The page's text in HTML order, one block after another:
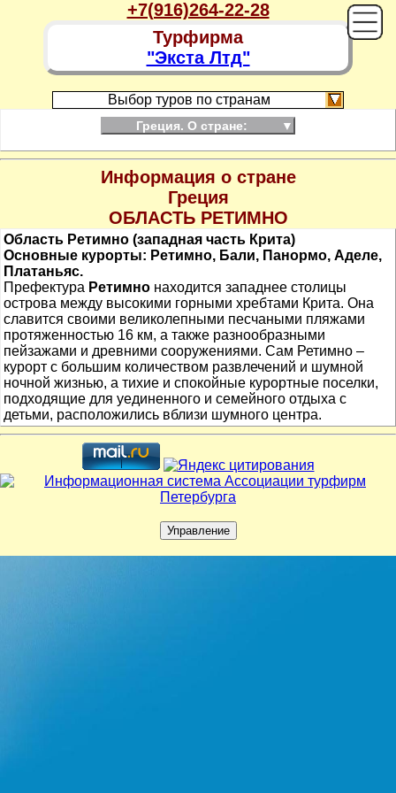
+7(916)264-22-28
Турфирма
"Экста Лтд"
Выбор туров по странам
Греция. О стране: ▼
Информация о стране
Греция
ОБЛАСТЬ РЕТИМНО
Область Ретимно (западная часть Крита)
Основные курорты: Ретимно, Бали, Панормо, Аделе,
Платаньяс.
Префектура Ретимно находится западнее столицы
острова между высокими горными хребтами Крита. Она
славится своими великолепными песчаными пляжами
протяженностью 16 км, а также разнообразными
пейзажами и древними сооружениями. Сам Ретимно –
курорт с большим количеством развлечений и шумной
ночной жизнью, а тихие и спокойные курортные поселки,
подходящие для уединенного и семейного отдыха с
детьми, расположились вблизи шумного центра.